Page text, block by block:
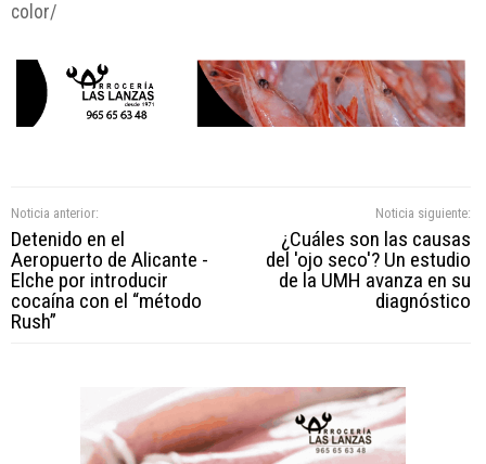
color/
Noticia anterior:
Detenido en el
Aeropuerto de Alicante -
Elche por introducir
cocaína con el “método
Rush”
Noticia siguiente:
¿Cuáles son las causas
del 'ojo seco'? Un estudio
de la UMH avanza en su
diagnóstico